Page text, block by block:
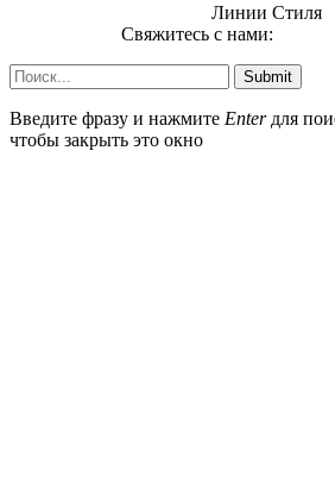
Линии Стиля
Свяжитесь с нами:
Submit
Введите фразу и нажмите Enterдля
чтобы закрыть это окно